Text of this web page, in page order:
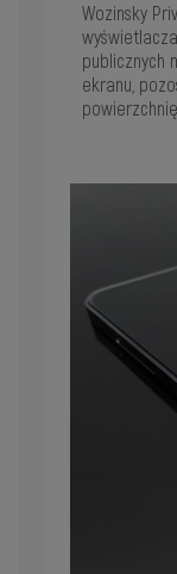
Wozinsky
publicznych
ekranu,